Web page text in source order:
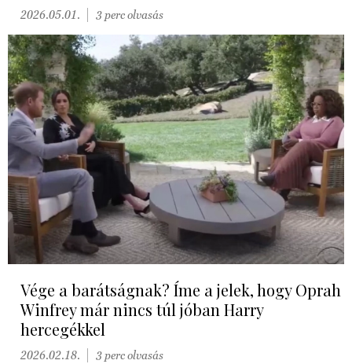
2026.05.01. 3 perc olvasás
Vége a barátságnak? Íme a jelek, hogy Oprah
Winfrey már nincs túl jóban Harry
hercegékkel
2026.02.18. 3 perc olvasás